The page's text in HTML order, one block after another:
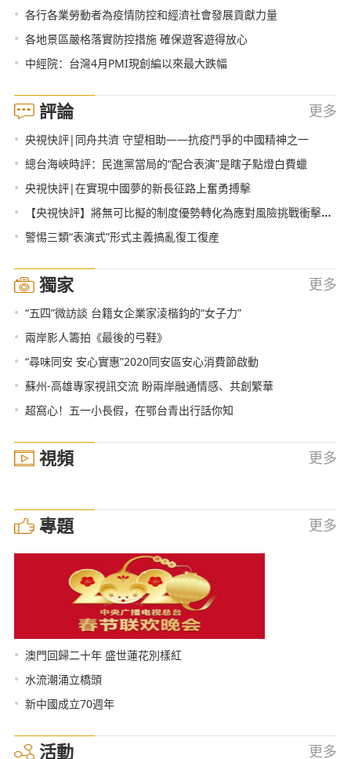
• 各行各業勞動者為疫情防控和經濟社會發展貢獻力量
• 各地景區嚴格落實防控措施 確保遊客遊得放心
• 中經院：台灣4月PMI現創編以來最大跌幅
評論 更多
• 央視快評|同舟共濟 守望相助——抗疫鬥爭的中國精神之一
• 總台海峽時評：民進黨當局的“配合表演”是瞎子點燈白費蠟
• 央視快評|在實現中國夢的新長征路上奮勇搏擊
• 【央視快評】將無可比擬的制度優勢轉化為應對風險挑戰衝擊的勝勢
• 警惕三類“表演式”形式主義搞亂復工復産
獨家 更多
• “五四”微訪談 台籍女企業家淩楷鈞的“女子力”
• 兩岸影人籌拍《最後的弓鞋》
• “尋味同安 安心實惠”2020同安區安心消費節啟動
• 蘇州-高雄專家視訊交流 盼兩岸融通情感、共創繁華
• 超窩心！五一小長假，在鄂台青出行話你知
視頻 更多
專題 更多
• 澳門回歸二十年 盛世蓮花別樣紅
• 水流潮涌立橋頭
• 新中國成立70週年
活動 更多